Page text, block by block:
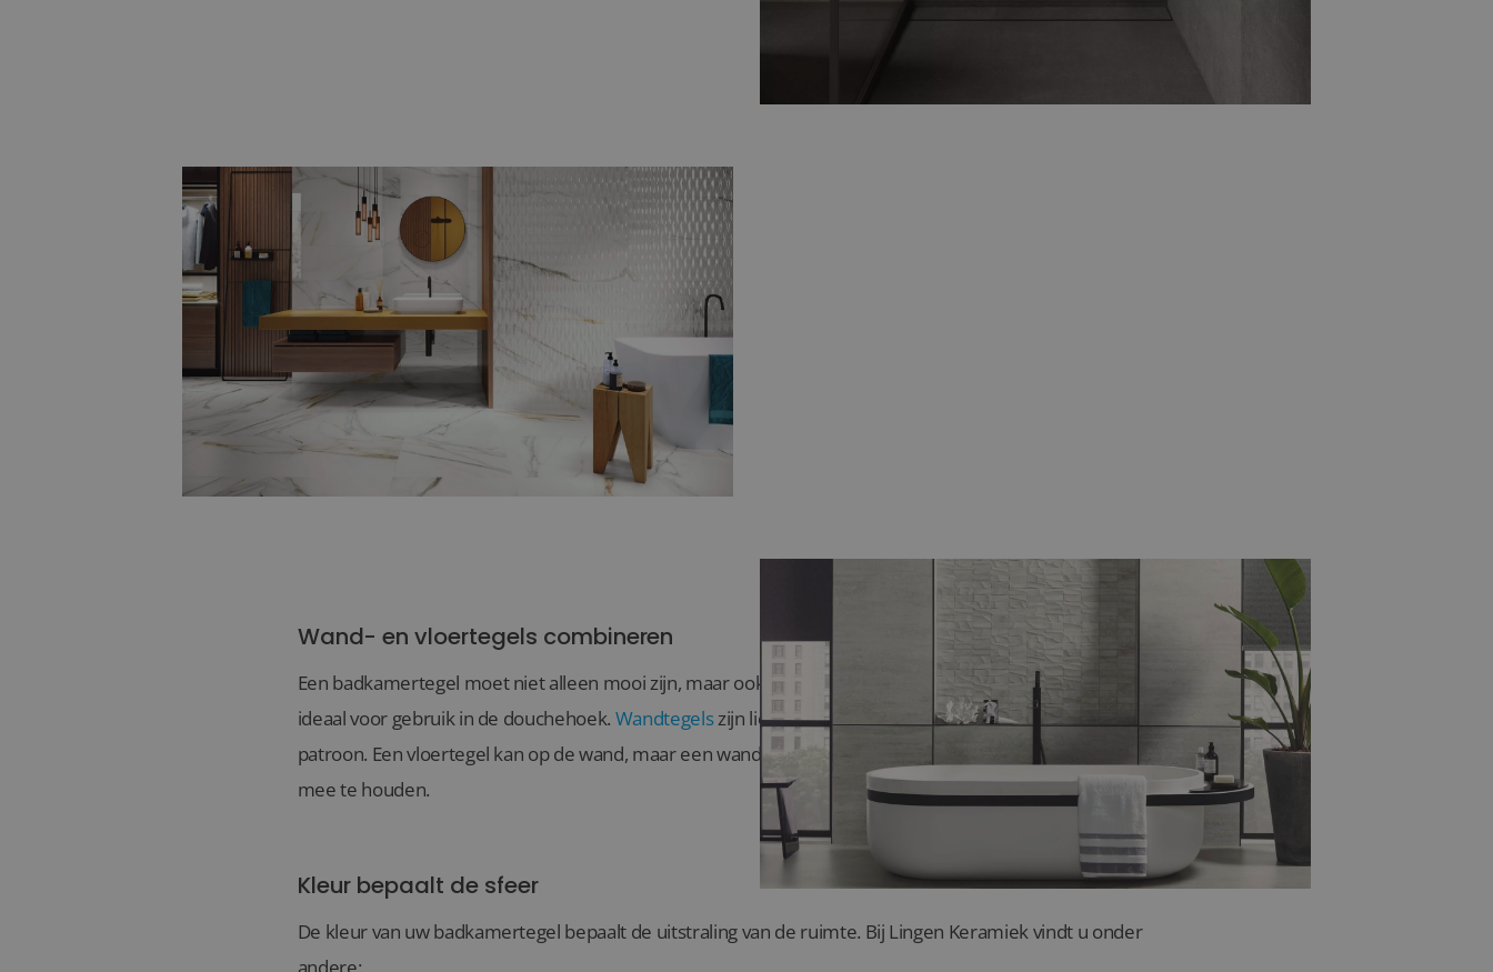
. Rijke patronen en natuurlijke variaties zorgen voor een
Natuursteenlook, hexagon en terrazzo
Voor wie een bijzondere twist wil, zijn ernatuursteenlook
tegels
, speelsehexagon tegelsenterrazzovarianten. Hiermee
maakt u van uw badkamer echt iets unieks.
Wand- en vloertegels combineren
Een badkamertegel moet niet alleen mooi zijn, maar ook praktisch.
zijn sterker en vaak slipvast,
ideaal voor gebruik in de douchehoek. Wandtegelszijn lichter en geven meer creatieve vrijheid in kleur en
patroon. Een vloertegel kan op de wand, maar een wandtegel meestal niet op de vloer – iets om rekening
mee te houden.
Kleur bepaalt de sfeer
De kleur van uw badkamertegel bepaalt de uitstraling van de ruimte. Bij Lingen Keramiek vindt u onder